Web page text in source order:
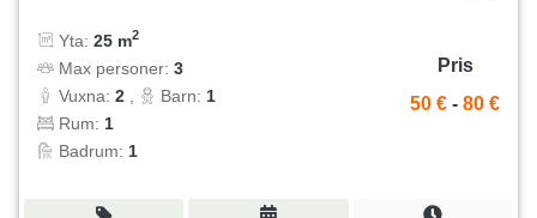
Yta: 25 m2
Max personer: 3
Vuxna: 2 Barn: 1
Rum: 1
Badrum: 1
Pris
50 € - 80 €